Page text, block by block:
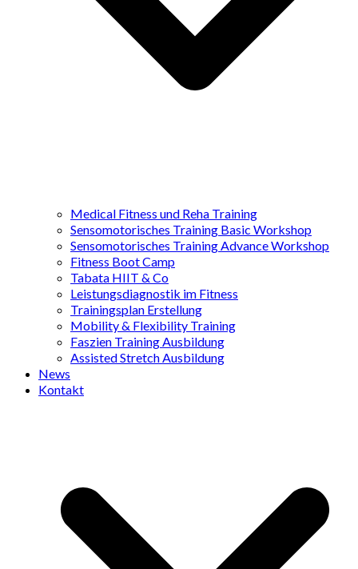
Medical Fitness und Reha Training
Sensomotorisches Training Basic Workshop
Sensomotorisches Training Advance Workshop
Fitness Boot Camp
Tabata HIIT & Co
Leistungsdiagnostik im Fitness
Trainingsplan Erstellung
Mobility & Flexibility Training
Faszien Training Ausbildung
Assisted Stretch Ausbildung
News
Kontakt